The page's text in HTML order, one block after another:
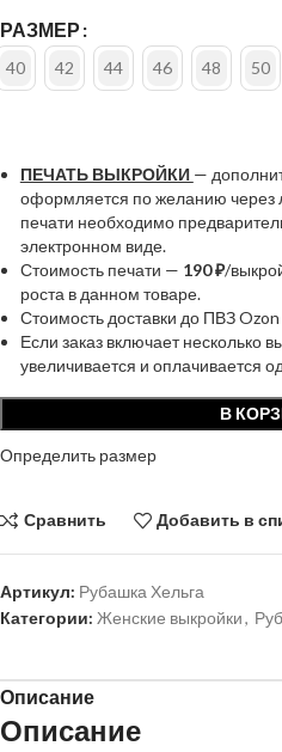
РАЗМЕР
40 42 44 46 48 50
ПЕЧАТЬ ВЫКРОЙКИ —
оформляется по желанию через
печати необходимо
электронном виде.
Стоимость печати — 190 ₽/
роста в данном товаре.
Стоимость доставки до ПВЗ
Если заказ включает несколько
увеличивается и оплачивается
В
Определить размер
Сравнить Добавить в
Артикул: Рубашка Хельга
Категории: Женские выкройки,
Описание
Описание